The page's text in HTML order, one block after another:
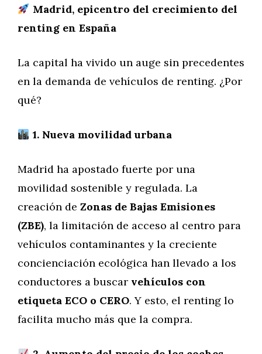
Madrid, epicentro del crecimiento del
renting en España
La capital ha vivido un auge sin precedentes
en la demanda de vehículos de renting. ¿Por
qué?
1. Nueva movilidad urbana
Madrid ha apostado fuerte por una
movilidad sostenible y regulada. La
creación de Zonas de Bajas Emisiones
(ZBE), la limitación de acceso al centro para
vehículos contaminantes y la creciente
concienciación ecológica han llevado a los
conductores a buscar vehículos con
etiqueta ECO o CERO. Y esto, el renting lo
facilita mucho más que la compra.